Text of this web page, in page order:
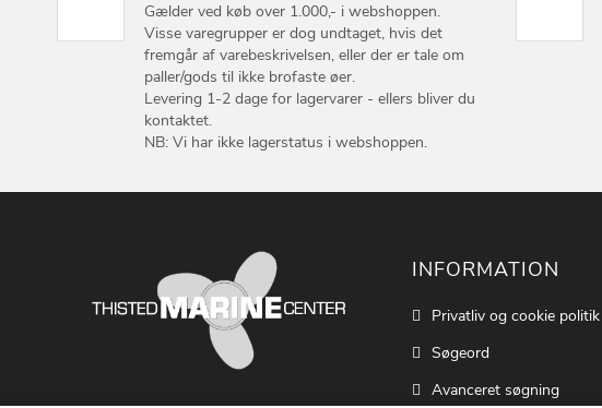
Gælder ved køb over 1.000,- i webshoppen.
Visse varegrupper er dog undtaget, hvis det
fremgår af varebeskrivelsen, eller der er tale om
paller/gods til ikke brofaste øer.
Levering 1-2 dage for lagervarer - ellers bliver du
kontaktet.
NB: Vi har ikke lagerstatus i webshoppen.
INFORMATION
Privatliv og cookie politik
Søgeord
Avanceret søgning